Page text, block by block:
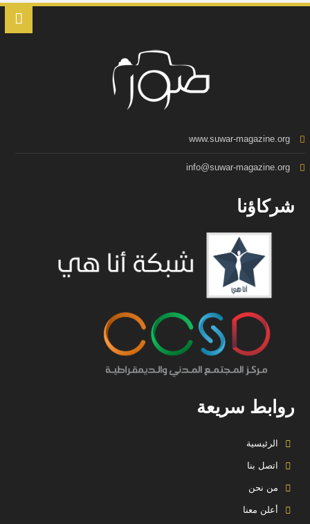
www.suwar-magazine.org
info@suwar-magazine.org
شركاؤنا
روابط سريعة
الرئيسية
اتصل بنا
من نحن
أعلن معنا